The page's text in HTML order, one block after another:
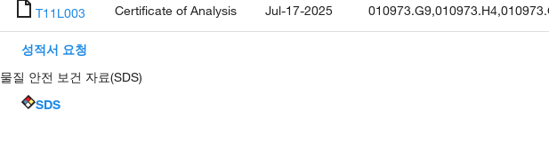
T11L003 Certificate of Analysis Jul-17-2025 010973.G9,010973.H4,
성적서 요청
물질 안전 보건 자료(SDS)
SDS